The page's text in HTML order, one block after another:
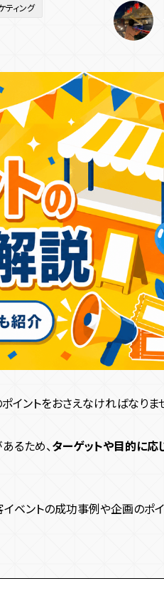
省人化 SNSキャンペーン Web
アプリキャンペーン
ゲーミフィケーション
夏キャンペーン 春キャ
秋キャンペーン
集客チャネル
Twitter Instagram
リアルイベント
採用サイト
イト
UI・UX
アニメ
化機能 CRM機能
ティング
イントをおさえなければなりま
るため、ターゲットや目的に応
ベントの成功事例や企画のポ